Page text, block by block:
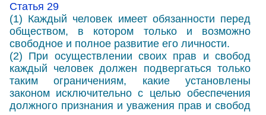
Статья 29
(1) Каждый человек имеет обязанности перед
обществом, в котором только и возможно
свободное и полное развитие его личности.
(2) При осуществлении своих прав и свобод
каждый человек должен подвергаться только
таким ограничениям, какие установлены
законом исключительно с целью обеспечения
должного признания и уважения прав и свобод